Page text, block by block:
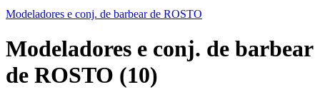
Modeladores e conj. de barbear de ROSTO
Modeladores e conj. de barbear
de ROSTO (10)